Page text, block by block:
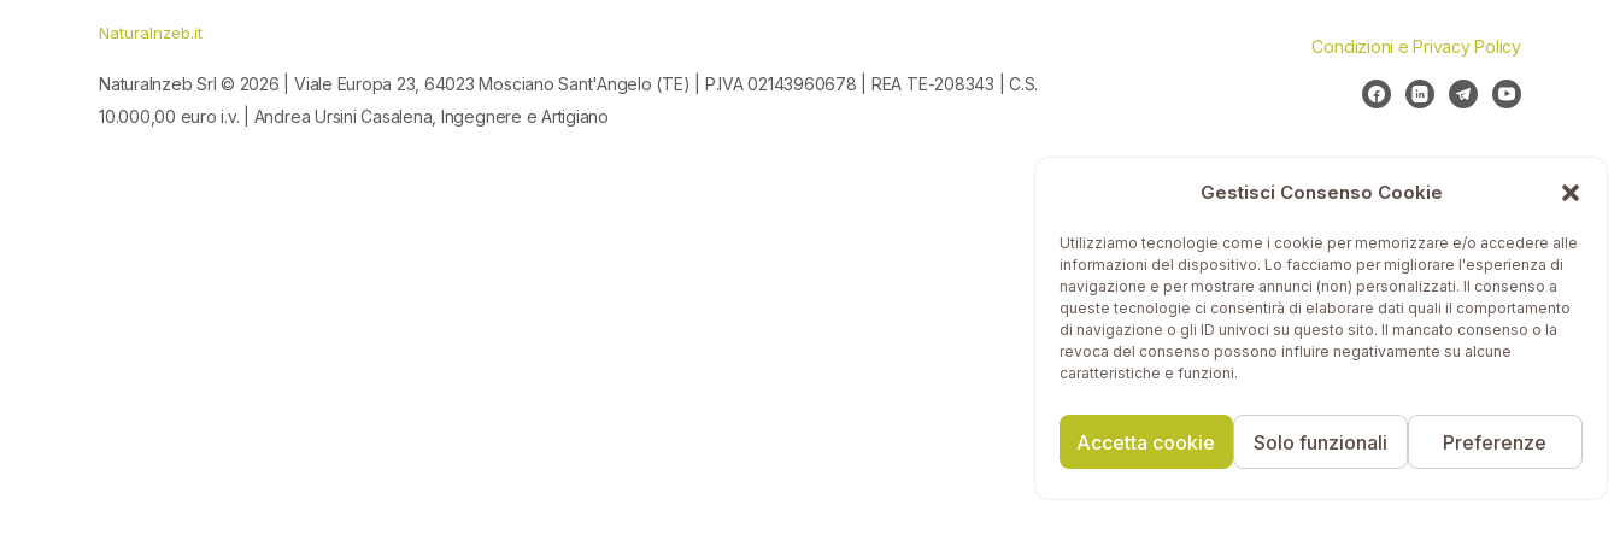
Gestisci Consenso Cookie
Utilizziamo tecnologie come i cookie per memorizzare e/o accedere alle
informazioni del dispositivo. Lo facciamo per migliorare l'esperienza di
navigazione e per mostrare annunci (non) personalizzati. Il consenso a
queste tecnologie ci consentirà di elaborare dati quali il comportamento
di navigazione o gli ID univoci su questo sito. Il mancato consenso o la
revoca del consenso possono influire negativamente su alcune
caratteristiche e funzioni.
Accetta cookie Solo funzionali Preferenze
Naturalnzeb.it
Naturalnzeb Srl © 2026 | Viale Europa 23, 64023 Mosciano Sant'Angelo (TE) | P.IVA 02143960678 | REA TE-208343 | C.S.
10.000,00 euro i.v. | Andrea Ursini Casalena, Ingegnere e Artigiano
Condizioni e Privacy Policy